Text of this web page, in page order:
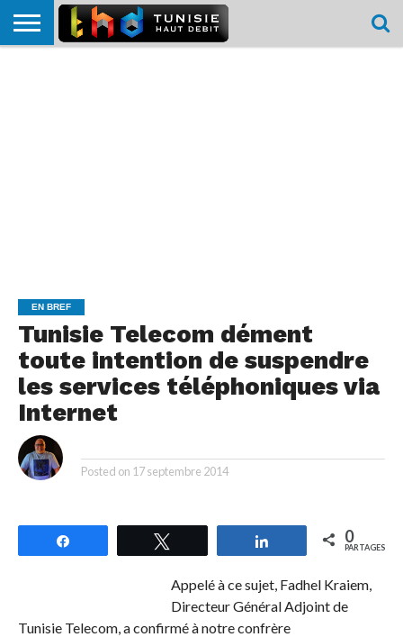
EN BREF
Tunisie Telecom dément
toute intention de suspendre
les services téléphoniques via
Internet
Posted on 17 septembre 2014
Partagez 0
PARTAGES
Appelé à ce sujet, Fadhel Kraiem,
Directeur Général Adjoint de
Tunisie Telecom, a confirmé à notre confrère